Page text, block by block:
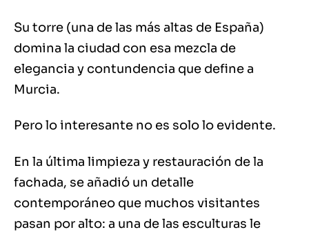
Su torre (una de las más altas de España)
domina la ciudad con esa mezcla de
elegancia y contundencia que define a
Murcia.
Pero lo interesante no es solo lo evidente.
En la última limpieza y restauración de la
fachada, se añadió un detalle
contemporáneo que muchos visitantes
pasan por alto: a una de las esculturas le